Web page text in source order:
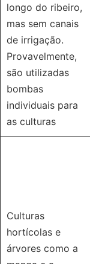
longo do ribeiro,
mas sem canais
de irrigação.
Provavelmente,
são utilizadas
bombas
individuais para
as culturas
Culturas
hortícolas e
árvores como a